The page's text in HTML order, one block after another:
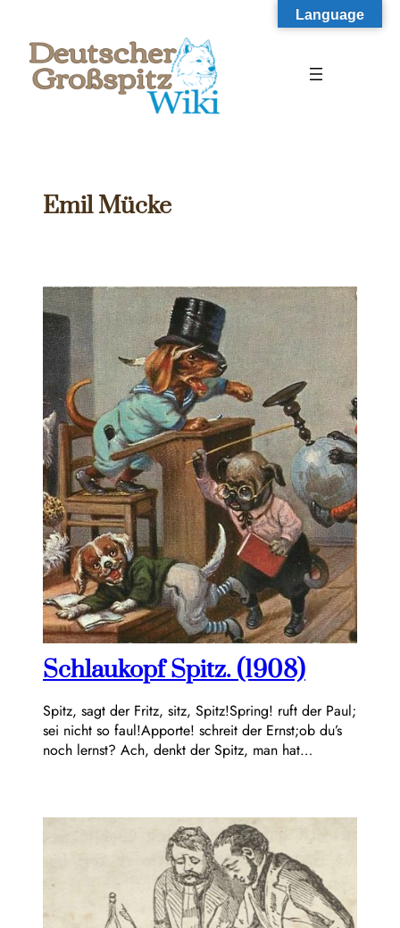
springen
Emil Mücke
Schlaukopf Spitz. (1908)
Spitz, sagt der Fritz, sitz, Spitz!Spring! ruft der Paul;
sei nicht so faul!Apporte! schreit der Ernst;ob du’s
noch lernst? Ach, denkt der Spitz, man hat…
Language